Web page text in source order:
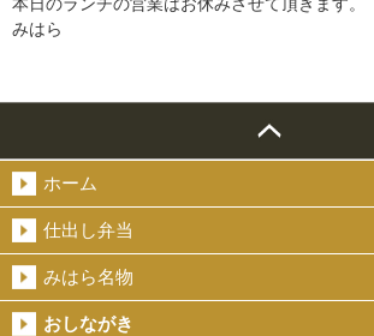
本日のランチの営業はお休みさせて頂きます。
みはら
ホーム
仕出し弁当
みはら名物
おしながき